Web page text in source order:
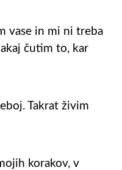
vase in mi ni treba
čutim to, kar
Takrat živim
korakov, v